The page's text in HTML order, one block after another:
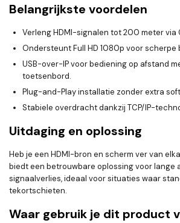
Belangrijkste voordelen
Verleng HDMI-signalen tot 200 meter via
Ondersteunt Full HD 1080p voor scherpe
USB-over-IP voor bediening op afstand
toetsenbord.
Plug-and-Play installatie zonder extra
Stabiele overdracht dankzij TCP/IP-
Uitdaging en oplossing
Heb je een HDMI-bron en scherm ver van
biedt een betrouwbare oplossing voor lange
signaalverlies, ideaal voor situaties waar
tekortschieten.
Waar gebruik je dit product